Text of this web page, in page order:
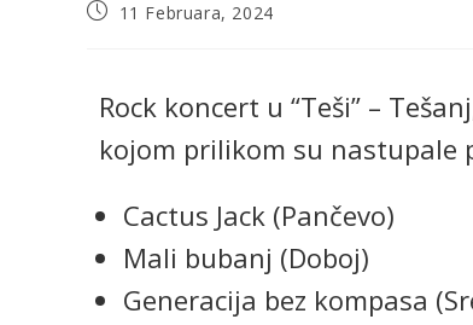
11 Februara, 2024
Rock koncert u “Teši” –
kojom prilikom su nastupale
Cactus Jack (Pančevo)
Mali bubanj (Doboj)
Generacija bez kompasa